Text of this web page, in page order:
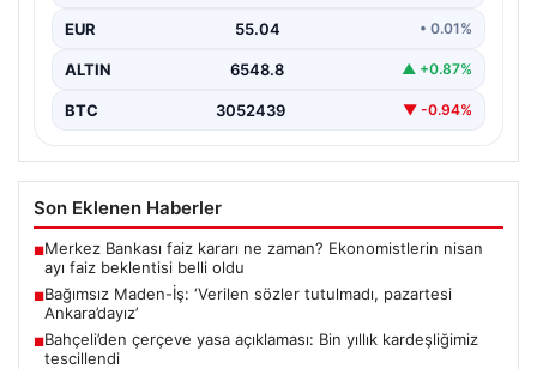
EUR 55.04 • 0.01%
ALTIN 6548.8 ▲ +0.87%
BTC 3052439 ▼ -0.94%
Son Eklenen Haberler
■Merkez Bankası faiz kararı ne zaman? Ekonomistlerin nisan
ayı faiz beklentisi belli oldu
■Bağımsız Maden-İş: ‘Verilen sözler tutulmadı, pazartesi
Ankara’dayız’
■Bahçeli’den çerçeve yasa açıklaması: Bin yıllık kardeşliğimiz
tescillendi